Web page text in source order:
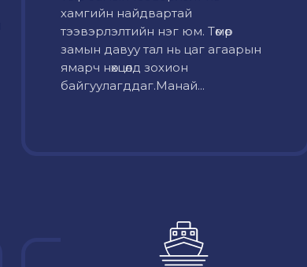
хамгийн найдвартай
тээвэрлэлтийн нэг юм. Төмөр
замын давуу тал нь цаг агаарын
ямарч нөхцөлд зохион
байгуулагддаг.Манай...